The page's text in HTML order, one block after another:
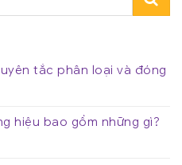
tắc phân loại và đóng
hiệu bao gồm những gì?